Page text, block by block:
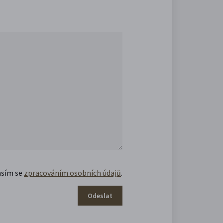
se zpracováním osobních údajů.
Odeslat